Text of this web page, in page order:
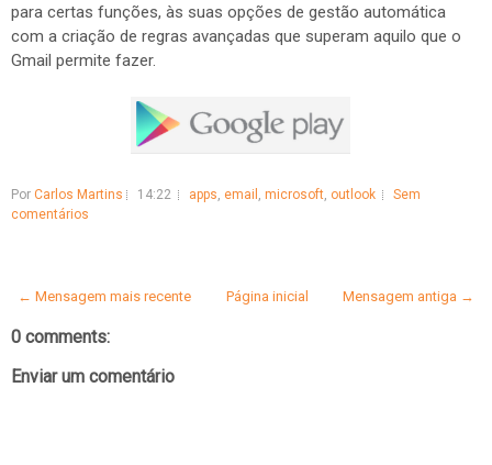
para certas funções, às suas opções de gestão automática
com a criação de regras avançadas que superam aquilo que o
Gmail permite fazer.
Por Carlos Martins 14:22 apps, email , microsoft, outlook
Sem
comentários
← Mensagem mais recente Mensagem antiga →
Página inicial
0 comments:
Enviar um comentário